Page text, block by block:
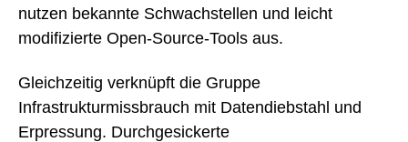
nutzen bekannte Schwachstellen und leicht
modifizierte Open-Source-Tools aus.
Gleichzeitig verknüpft die Gruppe
Infrastrukturmissbrauch mit Datendiebstahl und
Erpressung. Durchgesickerte